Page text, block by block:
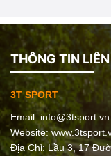
THÔNG TIN LIÊN
3T SPORT
Email:info@3tsport.vn
Website:
Địa Chỉ: Lầu 3, 17